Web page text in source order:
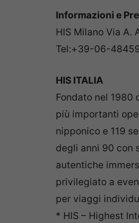
Informazioni e
HIS Milano Via A.
Tel:+39-06-
HIS ITALIA
Fondato nel 1980
più importanti
nipponico e 119
degli anni 90 con
autentiche
privilegiato a
per viaggi
* HIS – Highest